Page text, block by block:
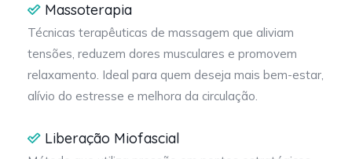
Massoterapia
Técnicas terapêuticas de massagem que aliviam
tensões, reduzem dores musculares e promovem
relaxamento. Ideal para quem deseja mais bem-estar,
alívio do estresse e melhora da circulação.
Liberação Miofascial